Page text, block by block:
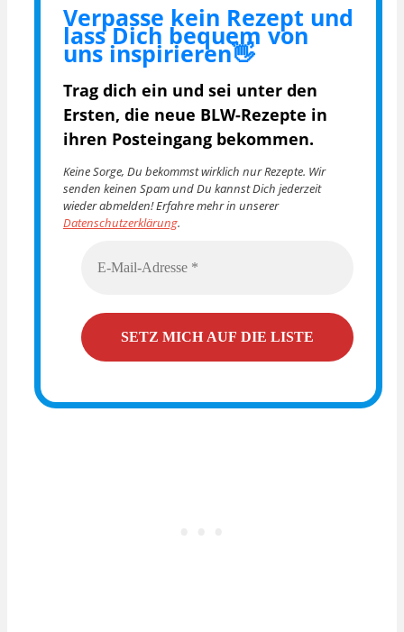
Verpasse kein Rezept und
lass Dich bequem von
uns inspirieren👋
Trag dich ein und sei unter den
Ersten, die neue BLW-Rezepte in
ihren Posteingang bekommen.
Keine Sorge, Du bekommst wirklich nur Rezepte. Wir
senden keinen Spam und Du kannst Dich jederzeit
wieder abmelden! Erfahre mehr in unserer
Datenschutzerklärung.